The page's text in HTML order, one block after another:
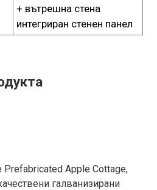
+ вътрешна стена
интегриран стенен панел
Apple Cottage,
галванизирани